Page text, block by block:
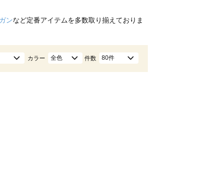
ンなど定番アイテムを多数取り揃えておりま
カラー 全色 件数 80件